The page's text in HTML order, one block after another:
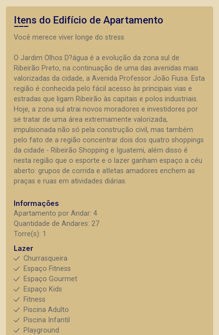
Itens do Edifício de Apartamento
Você merece viver longe do stress
O Jardim Olhos D?água é a evolução da zona sul de
Ribeirão Preto, na continuação de uma das avenidas mais
valorizadas da cidade, a Avenida Professor João Fiusa. Esta
região é conhecida pelo fácil acesso às principais vias e
estradas que ligam Ribeirão às capitais e polos industriais.
Hoje, a zona sul atrai novos moradores e investidores por
se tratar de uma área extremamente valorizada,
impulsionada não só pela construção civil, mas também
pelo fato de a região concentrar dois dos quatro shoppings
da cidade - Ribeirão Shopping e Iguatemi, além disso é
nesta região que o esporte e o lazer ganham espaço a céu
aberto: grupos de corrida e atletas amadores enchem as
praças e ruas em atividades diárias.
Informações
Apartamento por Andar: 4
Quantidade de Andares: 27
Torre(s): 1
Lazer
Churrasqueira
Espaço Fitness
Espaço Gourmet
Espaço Kids
Fitness
Piscina Adulto
Piscina Infantil
Playground